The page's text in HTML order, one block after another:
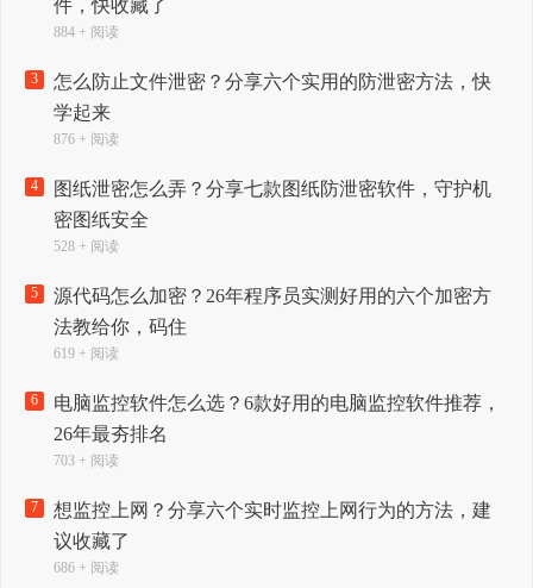
件，快收藏了
884 + 阅读
3
怎么防止文件泄密？分享六个实用的防泄密方法，快
学起来
876 + 阅读
4
图纸泄密怎么弄？分享七款图纸防泄密软件，守护机
密图纸安全
528 + 阅读
5
源代码怎么加密？26年程序员实测好用的六个加密方
法教给你，码住
619 + 阅读
6
电脑监控软件怎么选？6款好用的电脑监控软件推荐，
26年最夯排名
703 + 阅读
7
想监控上网？分享六个实时监控上网行为的方法，建
议收藏了
686 + 阅读